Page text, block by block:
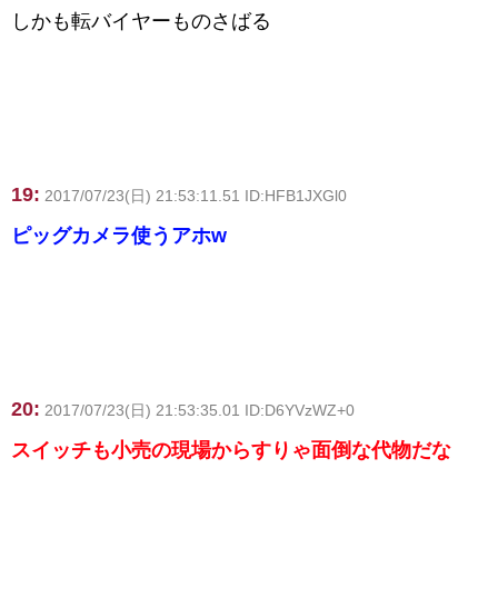
しかも転バイヤーものさばる
19: 2017/07/23(日) 21:53:11.51 ID:HFB1JXGl0
ピッグカメラ使うアホw
20: 2017/07/23(日) 21:53:35.01 ID:D6YVzWZ+0
スイッチも小売の現場からすりゃ面倒な代物だな